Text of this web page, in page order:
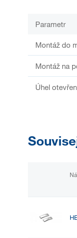
Parametr
Montáž do
Montáž na
Úhel